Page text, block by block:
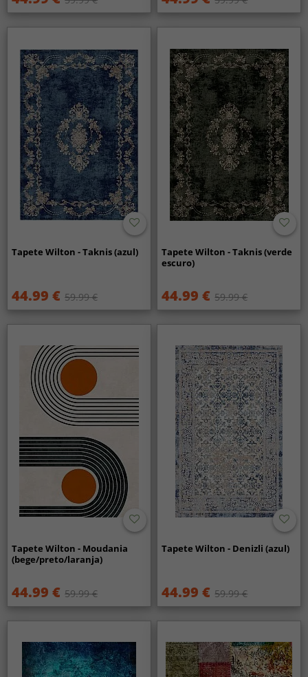
Tapete Wilton - Taknis (azul)
44.99 € 59.99 €
Tapete Wilton - Taknis (verde
escuro)
44.99 € 59.99 €
Tapete Wilton - Moudania
(bege/preto/laranja)
44.99 € 59.99 €
Tapete Wilton - Denizli (azul)
44.99 € 59.99 €